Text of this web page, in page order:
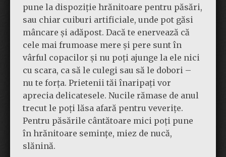
pune la dispoziție hrănitoare pentru păsări,
sau chiar cuiburi artificiale, unde pot găsi
mâncare și adăpost. Dacă te enervează că
cele mai frumoase mere și pere sunt în
vârful copacilor și nu poți ajunge la ele nici
cu scara, ca să le culegi sau să le dobori –
nu te forța. Prietenii tăi înaripați vor
aprecia delicatesele. Nucile rămase de anul
trecut le poți lăsa afară pentru veverițe.
Pentru păsările cântătoare mici poți pune
în hrănitoare semințe, miez de nucă,
slănină.